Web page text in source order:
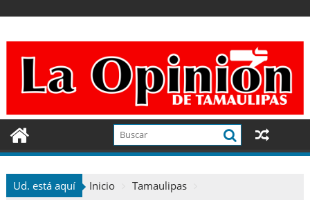
contenido
Ud. está aquí Inicio
Tamaulipas